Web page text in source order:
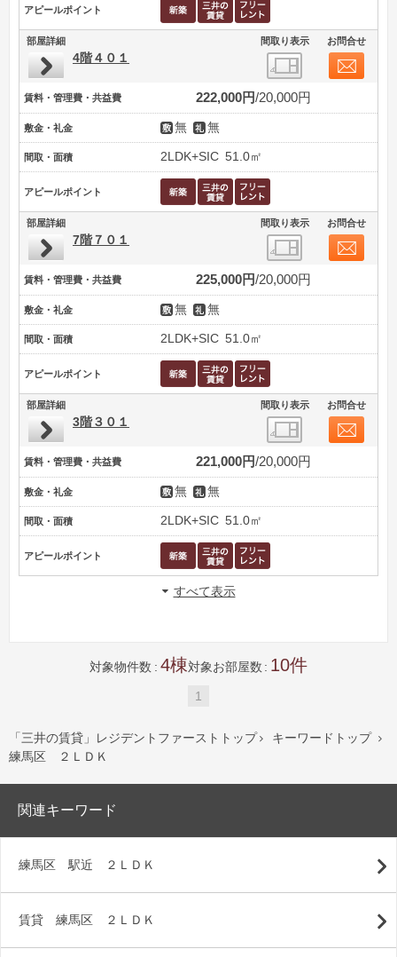
アピールポイント
部屋詳細 間取り表示 お問合せ
4階４０１
賃料・管理費・共益費 222,000円 20,000円
敷金・礼金 無 無
間取・面積 2LDK+SIC 51.0㎡
アピールポイント
部屋詳細 間取り表示 お問合せ
7階７０１
賃料・管理費・共益費 225,000円 20,000円
敷金・礼金 無 無
間取・面積 2LDK+SIC 51.0㎡
アピールポイント
部屋詳細 間取り表示 お問合せ
3階３０１
賃料・管理費・共益費 221,000円 20,000円
敷金・礼金 無 無
間取・面積 2LDK+SIC 51.0㎡
アピールポイント
すべて表示
対象物件数 4 対象お部屋数 10
1
「三井の賃貸」レジデントファーストトップ  キーワードトップ 
練馬区 ２ＬＤＫ
関連キーワード
練馬区 駅近 ２ＬＤＫ
賃貸 練馬区 ２ＬＤＫ